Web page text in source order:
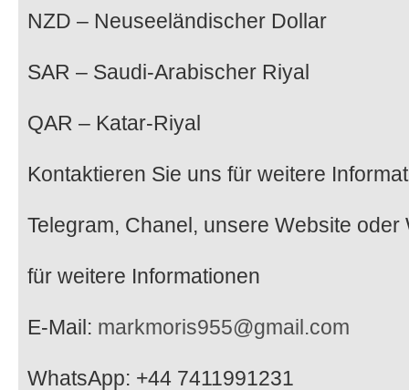
NZD – Neuseeländischer Dollar
SAR – Saudi-Arabischer Riyal
QAR – Katar-Riyal
Kontaktieren Sie uns für weitere
Telegram, Chanel, unsere Website oder
für weitere Informationen
E-Mail: markmoris955@gmail.com
WhatsApp: +44 7411991231